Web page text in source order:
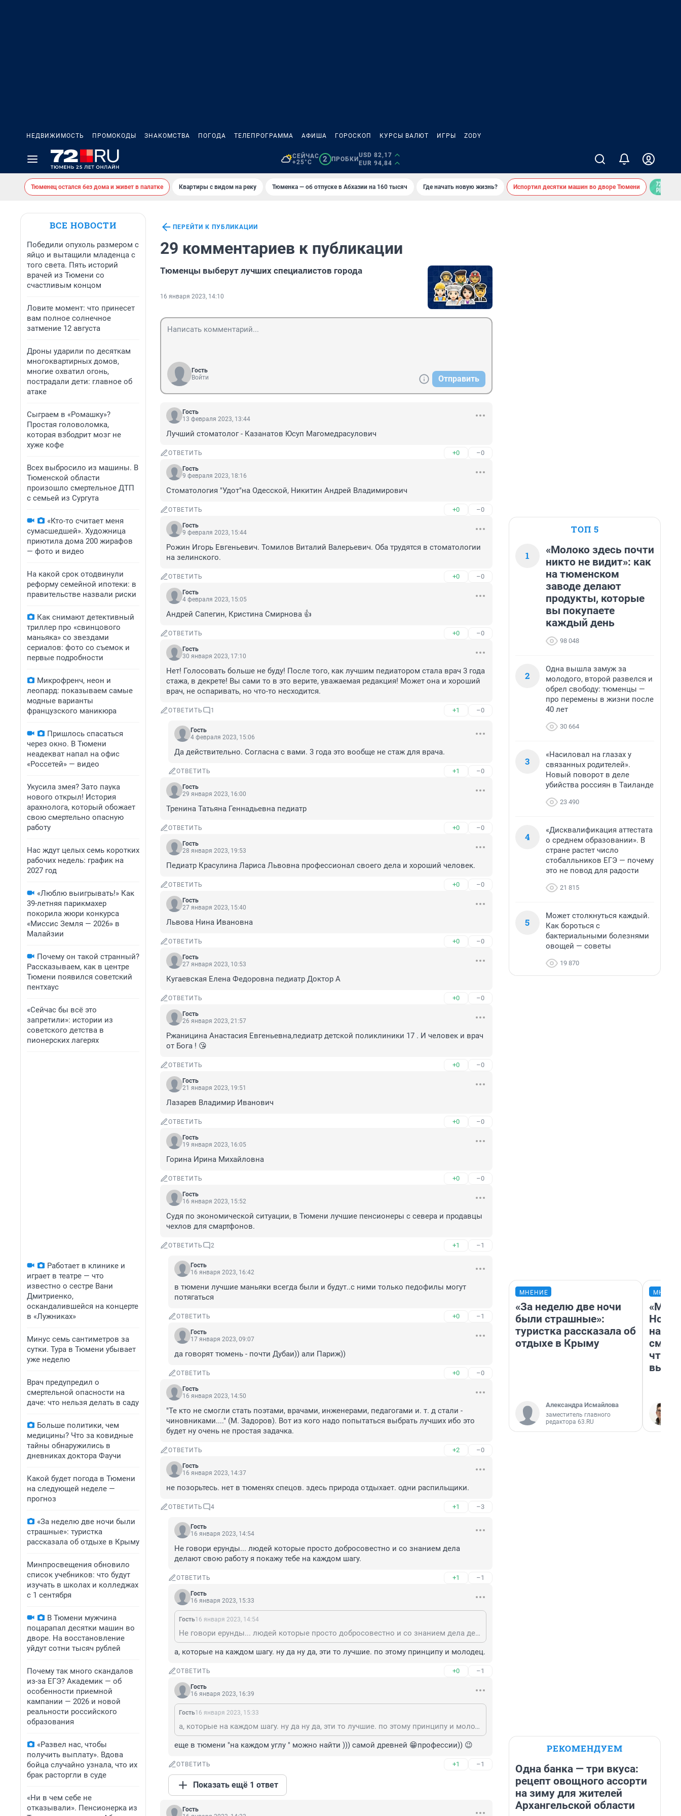
НЕДВИЖИМОСТЬ ПРОМОКОДЫ ЗНАКОМСТВА ПОГОДА ТЕЛЕПРОГРАММА АФИША ГОРОСКОП КУРСЫ ВАЛЮТ ИГРЫ ZODY
СЕЙЧАС
+25°C
2 ПРОБКИ
USD 82,17
EUR 94,84
Тюменец остался без дома и живет в палатке Квартиры с видом на реку Тюменка — об отпуске в Абхазии на 160 тысяч Где начать новую жизнь? Испортил десятки машин во дворе Тюмени
ВСЕ НОВОСТИ
Победили опухоль размером с
яйцо и вытащили младенца с
того света. Пять историй
врачей из Тюмени со
счастливым концом
Ловите момент: что принесет
вам полное солнечное
затмение 12 августа
Дроны ударили по десяткам
многоквартирных домов,
многие охватил огонь,
пострадали дети: главное об
атаке
Сыграем в «Ромашку»?
Простая головоломка,
которая взбодрит мозг не
хуже кофе
Всех выбросило из машины. В
Тюменской области
произошло смертельное ДТП
с семьей из Сургута
«Кто-то считает меня
сумасшедшей». Художница
приютила дома 200 жирафов
— фото и видео
На какой срок отодвинули
реформу семейной ипотеки: в
правительстве назвали риски
Как снимают детективный
триллер про «свинцового
маньяка» со звездами
сериалов: фото со съемок и
первые подробности
Микрофренч, неон и
леопард: показываем самые
модные варианты
французского маникюра
Пришлось спасаться
через окно. В Тюмени
неадекват напал на офис
«Россетей» — видео
Укусила змея? Зато паука
нового открыл! История
арахнолога, который обожает
свою смертельно опасную
работу
Нас ждут целых семь коротких
рабочих недель: график на
2027 год
«Люблю выигрывать!» Как
39-летняя парикмахер
покорила жюри конкурса
«Миссис Земля — 2026» в
Малайзии
Почему он такой странный?
Рассказываем, как в центре
Тюмени появился советский
пентхаус
«Сейчас бы всё это
запретили»: истории из
советского детства в
пионерских лагерях
Работает в клинике и
играет в театре — что
известно о сестре Вани
Дмитриенко,
оскандалившейся на концерте
в «Лужниках»
Минус семь сантиметров за
сутки. Тура в Тюмени убывает
уже неделю
Врач предупредил о
смертельной опасности на
даче: что нельзя делать в саду
Больше политики, чем
медицины? Что за ковидные
тайны обнаружились в
дневниках доктора Фаучи
Какой будет погода в Тюмени
на следующей неделе —
прогноз
«За неделю две ночи были
страшные»: туристка
рассказала об отдыхе в Крыму
Минпросвещения обновило
список учебников: что будут
изучать в школах и колледжах
с 1 сентября
В Тюмени мужчина
поцарапал десятки машин во
дворе. На восстановление
уйдут сотни тысяч рублей
Почему так много скандалов
из-за ЕГЭ? Академик — об
особенности приемной
кампании — 2026 и новой
реальности российского
образования
«Развел нас, чтобы
получить выплату». Вдова
бойца случайно узнала, что их
брак расторгли в суде
«Ни в чем себе не
отказывали». Пенсионерка из
ПЕРЕЙТИ К ПУБЛИКАЦИИ
29 комментариев к публикации
Тюменцы выберут лучших специалистов города
16 января 2023, 14:10
Гость
Войти
Отправить
Гость
13 февраля 2023, 13:44
Лучший стоматолог - Казанатов Юсуп Магомедрасулович
ОТВЕТИТЬ +0 –0
Гость
9 февраля 2023, 18:16
Стоматология "Удот"на Одесской, Никитин Андрей Владимирович
ОТВЕТИТЬ +0 –0
Гость
9 февраля 2023, 15:44
Рожин Игорь Евгеньевич. Томилов Виталий Валерьевич. Оба трудятся в стоматологии
на зелинского.
ОТВЕТИТЬ +0 –0
Гость
4 февраля 2023, 15:05
Андрей Сапегин, Кристина Смирнова 👍
ОТВЕТИТЬ +0 –0
Гость
30 января 2023, 17:10
Нет! Голосовать больше не буду! После того, как лучшим педиатором стала врач 3 года
стажа, в декрете! Вы сами то в это верите, уважаемая редакция! Может она и хороший
врач, не оспаривать, но что-то несходится.
ОТВЕТИТЬ 1 +1 –0
Гость
4 февраля 2023, 15:06
Да действительно. Согласна с вами. 3 года это вообще не стаж для врача.
ОТВЕТИТЬ +1 –0
Гость
29 января 2023, 16:00
Тренина Татьяна Геннадьевна педиатр
ОТВЕТИТЬ +0 –0
Гость
28 января 2023, 19:53
Педиатр Красулина Лариса Львовна профессионал своего дела и хороший человек.
ОТВЕТИТЬ +0 –0
Гость
27 января 2023, 15:40
Львова Нина Ивановна
ОТВЕТИТЬ +0 –0
Гость
27 января 2023, 10:53
Кугаевская Елена Федоровна педиатр Доктор А
ОТВЕТИТЬ +0 –0
Гость
26 января 2023, 21:57
Ржаницина Анастасия Евгеньевна,педиатр детской поликлиники 17 . И человек и врач
от Бога ! 😘
ОТВЕТИТЬ +0 –0
Гость
21 января 2023, 19:51
Лазарев Владимир Иванович
ОТВЕТИТЬ +0 –0
Гость
19 января 2023, 16:05
Горина Ирина Михайловна
ОТВЕТИТЬ +0 –0
Гость
16 января 2023, 15:52
Судя по экономической ситуации, в Тюмени лучшие пенсионеры с севера и продавцы
чехлов для смартфонов.
ОТВЕТИТЬ 2 +1 –1
Гость
16 января 2023, 16:42
в тюмени лучшие маньяки всегда были и будут..с ними только педофилы могут
потягаться
ОТВЕТИТЬ +0 –1
Гость
17 января 2023, 09:07
да говорят тюмень - почти Дубаи)) али Париж))
ОТВЕТИТЬ +0 –0
Гость
16 января 2023, 14:50
"Те кто не смогли стать поэтами, врачами, инженерами, педагогами и. т. д стали -
чиновниками...." (М. Задоров). Вот из кого надо попытаться выбрать лучших ибо это
будет ну очень не простая задачка.
ОТВЕТИТЬ +2 –0
Гость
16 января 2023, 14:37
не позорьтесь. нет в тюменях спецов. здесь природа отдыхает. одни распильщики.
ОТВЕТИТЬ 4 +1 –3
Гость
16 января 2023, 14:54
Не говори ерунды... людей которые просто добросовестно и со знанием дела
делают свою работу я покажу тебе на каждом шагу.
ОТВЕТИТЬ +1 –1
Гость
16 января 2023, 15:33
Гость16 января 2023, 14:54
Не говори ерунды... людей которые просто добросовестно и со знанием дела делают свою работу я покажу тебе на каждом шагу.
а, которые на каждом шагу. ну да ну да, эти то лучшие. по этому принципу и молодец.
ОТВЕТИТЬ +0 –1
Гость
16 января 2023, 16:39
Гость16 января 2023, 15:33
а, которые на каждом шагу. ну да ну да, эти то лучшие. по этому принципу и молодец.
еще в тюмени "на каждом углу " можно найти ))) самой древней 😁профессии)) 😉
ОТВЕТИТЬ +1 –1
Показать ещё 1 ответ
Гость
ТОП 5
1
«Молоко здесь почти
никто не видит»: как
на тюменском
заводе делают
продукты, которые
вы покупаете
каждый день
98 048
2
Одна вышла замуж за
молодого, второй развелся и
обрел свободу: тюменцы —
про перемены в жизни после
40 лет
30 664
3
«Насиловал на глазах у
связанных родителей».
Новый поворот в деле
убийства россиян в Таиланде
23 490
4
«Дисквалификация аттестата
о среднем образовании». В
стране растет число
стобалльников ЕГЭ — почему
это не повод для радости
21 815
5
Может столкнуться каждый.
Как бороться с
бактериальными болезнями
овощей — советы
19 870
МНЕНИЕ
«За неделю две ночи
были страшные»:
туристка рассказала об
отдыхе в Крыму
Александра Исмайлова
заместитель главного
редактора 63.RU
«Мы
РЕКОМЕНДУЕМ
Одна банка — три вкуса:
рецепт овощного ассорти
на зиму для жителей
Архангельской области